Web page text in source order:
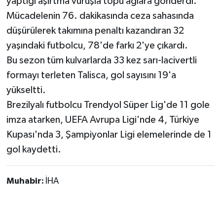
Mücadelenin 76. dakikasında ceza sahasında
düşürülerek takımına penaltı kazandıran 32
yaşındaki futbolcu, 78'de farkı 2'ye çıkardı.
Bu sezon tüm kulvarlarda 33 kez sarı-lacivertli
formayı terleten Talisca, gol sayısını 19'a
yükseltti.
Brezilyalı futbolcu Trendyol Süper Lig'de 11 gole
imza atarken, UEFA Avrupa Ligi'nde 4, Türkiye
Kupası'nda 3, Şampiyonlar Ligi elemelerinde de 1
gol kaydetti.
Muhabir: İHA